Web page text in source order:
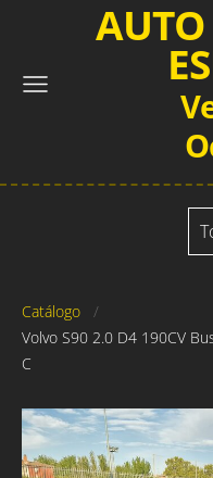
Catálogo
Volvo S90 2.0 D4 190CV
C